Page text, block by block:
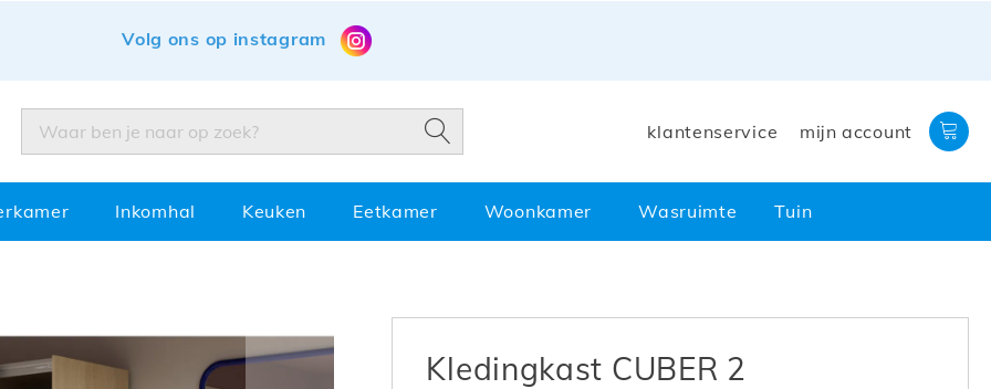
Volg ons op instagram
ZOEK
ZOEK
mijn account
klantenservice
Inkomhal Keuken Eetkamer Woonkamer Wasruimte Tuin
Kledingkast CUBER 2